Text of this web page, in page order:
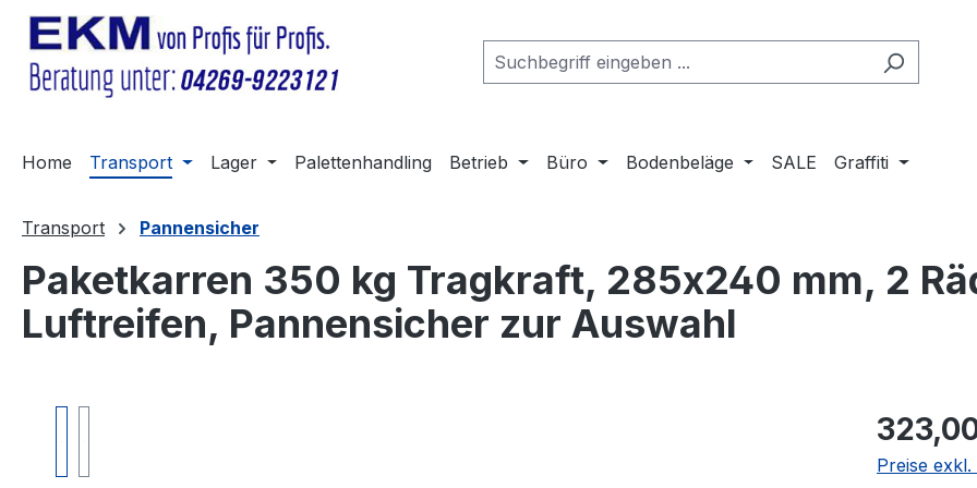
Hauptinhalt springen
Zur Suche springen
Zur Hauptnavigation springen
Home Transport Lager Palettenhandling Betrieb Büro Bodenbeläge SALE Graffiti
Transport Pannensicher
Paketkarren 350 kg Tragkraft, 285x240 mm, 2
Luftreifen, Pannensicher zur Auswahl
Regulärer
Preise